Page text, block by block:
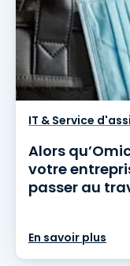
IT & Service
Alors
votre
passer au
En savoir plus